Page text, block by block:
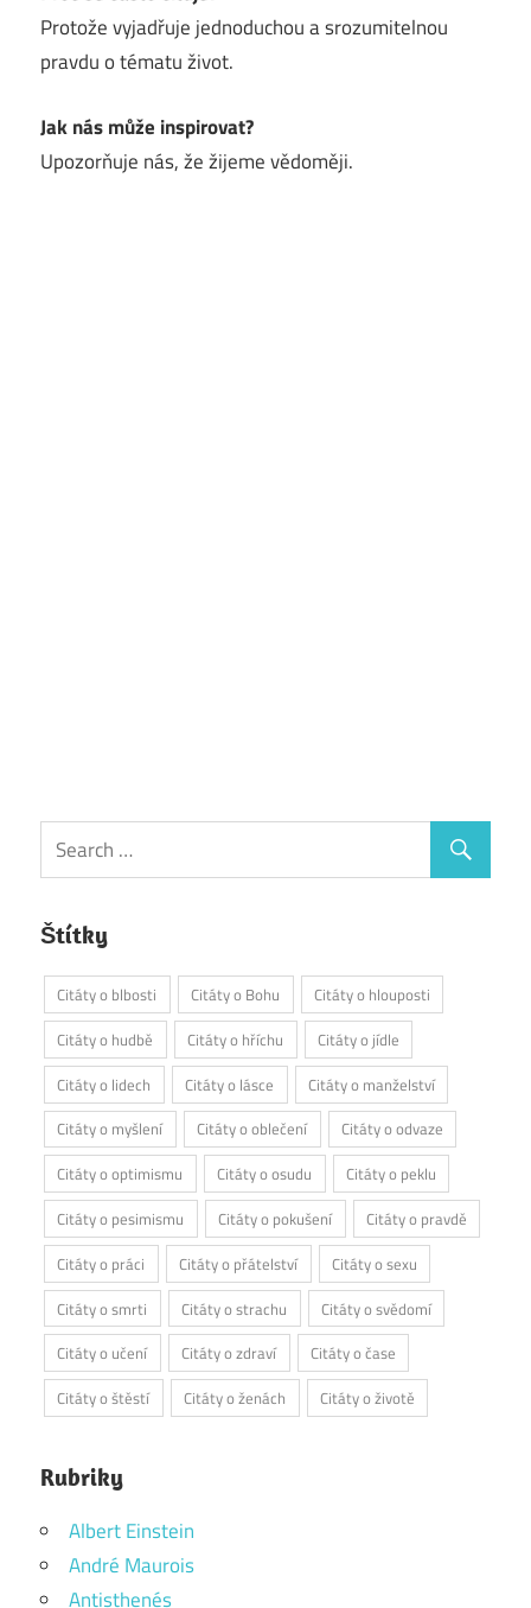
Protože vyjadřuje jednoduchou a srozumitelnou
pravdu o tématu život.
Jak nás může inspirovat?
Upozorňuje nás, že žijeme vědoměji.
Štítky
Citáty o blbosti Citáty o Bohu
Citáty o hlouposti
Citáty o hudbě
Citáty o hříchu
Citáty o jídle
Citáty o lidech
Citáty o lásce
Citáty o manželství
Citáty o myšlení
Citáty o oblečení
Citáty o odvaze
Citáty o optimismu
Citáty o osudu
Citáty o peklu
Citáty o pesimismu
Citáty o pokušení
Citáty o pravdě
Citáty o práci
Citáty o přátelství
Citáty o sexu
Citáty o smrti
Citáty o strachu
Citáty o svědomí
Citáty o učení
Citáty o zdraví
Citáty o čase
Citáty o štěstí
Citáty o ženách Citáty o životě
Rubriky
Albert Einstein
André Maurois
Antisthenés